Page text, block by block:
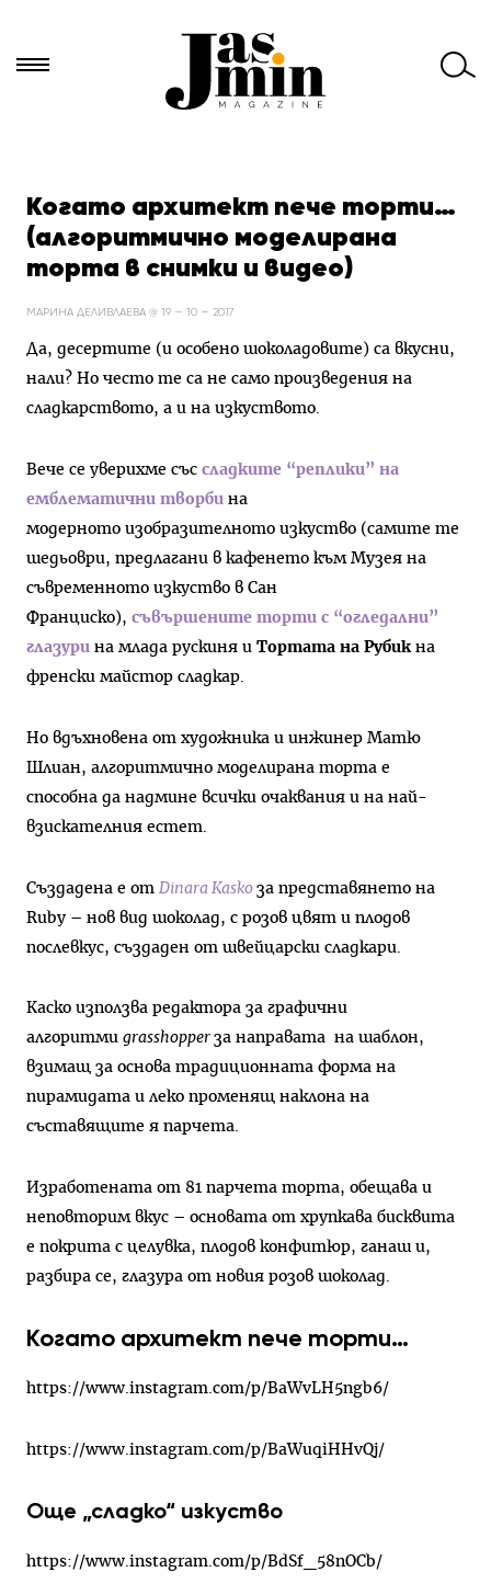
за:Когато архитект пече торти…
(алгоритмично моделирана
торта в снимки и видео)
МАРИНА ДЕЛИВЛАЕВА @ 19 — 10 — 2017
Да, десертите (и особено шоколадовите) са вкусни,
нали? Но често те са не само произведения на
сладкарството, а и на изкуството.
Вече се уверихме със сладките “реплики” на
емблематични творби на
модерното изобразителното изкуство (самите те
шедьоври, предлагани в кафенето към Музея на
съвременното изкуство в Сан
Франциско), съвършените торти с “огледални”
глазури на млада рускиня и Тортата на Рубикна
френски майстор сладкар.
Но вдъхновена от художника и инжинер Матю
Шлиан, алгоритмично моделирана торта е
способна да надмине всички очаквания и на най-
взискателния естет.
Създадена е от Dinara Kasko за представянето на
Ruby – нов вид шоколад, с розов цвят и плодов
послевкус, създаден от швейцарски сладкари.
Каско използва редактора за графични
алгоритми grasshopper за направата на шаблон,
взимащ за основа традиционната форма на
пирамидата и леко променящ наклона на
съставящите я парчета.
Изработената от 81 парчета торта, обещава и
неповторим вкус – основата от хрупкава бисквита
е покрита с целувка, плодов конфитюр, ганаш и,
разбира се, глазура от новия розов шоколад.
Когато архитект пече торти…
https://www.instagram.com/p/BaWvLH5ngb6/
https://www.instagram.com/p/BaWuqiHHvQj/
Още „сладко“ изкуство
https://www.instagram.com/p/BdSf_58nOCb/